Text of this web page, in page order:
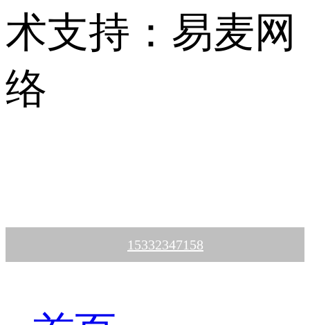
术支持：易麦网
络
15332347158